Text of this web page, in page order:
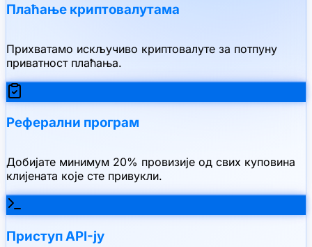
Плаћање криптовалутама
Прихватамо искључиво криптовалуте за потпуну
приватност плаћања.
Реферални програм
Добијате минимум 20% провизије од свих куповина
клијената које сте привукли.
Приступ API-ју